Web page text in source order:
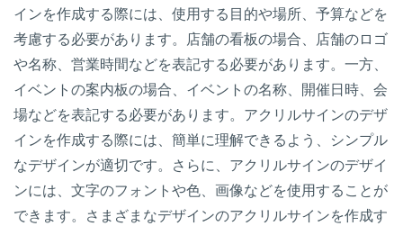
インを作成する際には、使用する目的や場所、予算などを
考慮する必要があります。店舗の看板の場合、店舗のロゴ
や名称、営業時間などを表記する必要があります。一方、
イベントの案内板の場合、イベントの名称、開催日時、会
場などを表記する必要があります。アクリルサインのデザ
インを作成する際には、簡単に理解できるよう、シンプル
なデザインが適切です。さらに、アクリルサインのデザイ
ンには、文字のフォントや色、画像などを使用することが
できます。さまざまなデザインのアクリルサインを作成す